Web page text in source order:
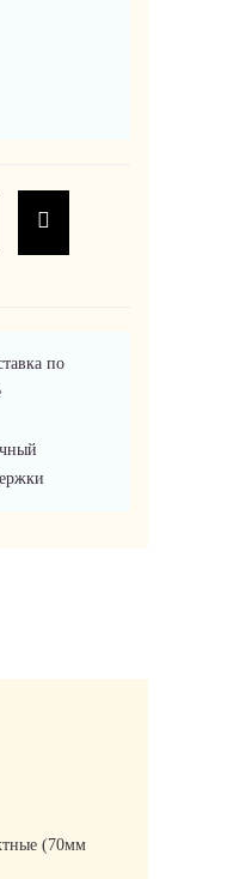
по
(70мм